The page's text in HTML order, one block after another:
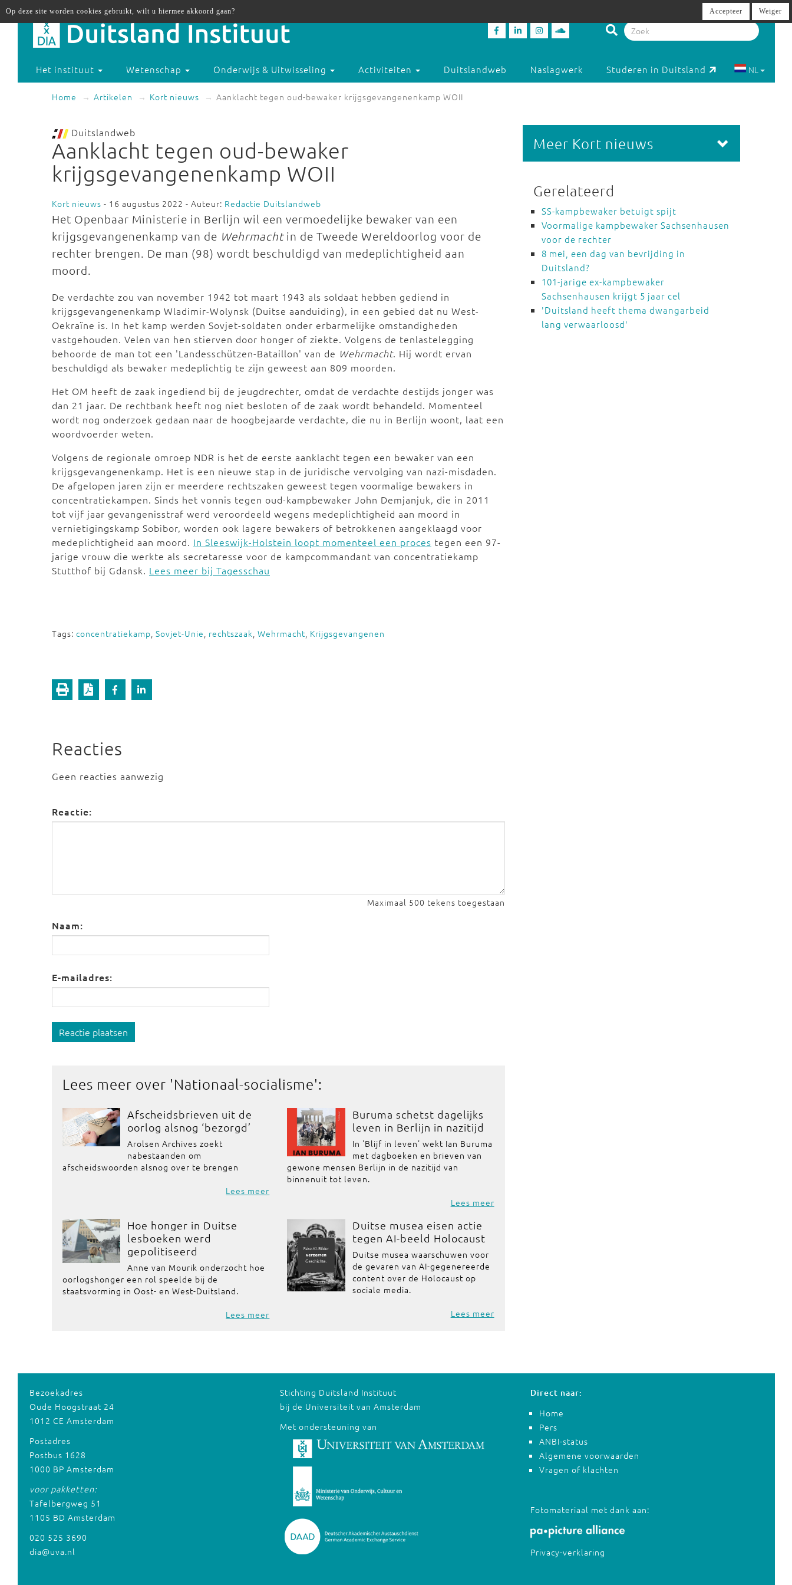
Het instituut Wetenschap Onderwijs & Uitwisseling Activiteiten Duitslandweb Naslagwerk Studeren in Duitsland NL
Home Artikelen Kort nieuws Aanklacht tegen oud-bewaker krijgsgevangenenkamp WOII
Duitslandweb
Aanklacht tegen oud-bewaker
krijgsgevangenenkamp WOII
Kort nieuws - 16 augustus 2022 - Auteur: Redactie Duitslandweb
Het Openbaar Ministerie in Berlijn wil een vermoedelijke bewaker van een
krijgsgevangenenkamp van de Wehrmacht in de Tweede Wereldoorlog voor de
rechter brengen. De man (98) wordt beschuldigd van medeplichtigheid aan
moord.
De verdachte zou van november 1942 tot maart 1943 als soldaat hebben gediend in
krijgsgevangenenkamp Wladimir-Wolynsk (Duitse aanduiding), in een gebied dat nu West-
Oekraïne is. In het kamp werden Sovjet-soldaten onder erbarmelijke omstandigheden
vastgehouden. Velen van hen stierven door honger of ziekte. Volgens de tenlastelegging
behoorde de man tot een 'Landesschützen-Bataillon' van de Wehrmacht. Hij wordt ervan
beschuldigd als bewaker medeplichtig te zijn geweest aan 809 moorden.
Het OM heeft de zaak ingediend bij de jeugdrechter, omdat de verdachte destijds jonger was
dan 21 jaar. De rechtbank heeft nog niet besloten of de zaak wordt behandeld. Momenteel
wordt nog onderzoek gedaan naar de hoogbejaarde verdachte, die nu in Berlijn woont, laat een
woordvoerder weten.
Volgens de regionale omroep NDR is het de eerste aanklacht tegen een bewaker van een
krijgsgevangenenkamp. Het is een nieuwe stap in de juridische vervolging van nazi-misdaden.
De afgelopen jaren zijn er meerdere rechtszaken geweest tegen voormalige bewakers in
concentratiekampen. Sinds het vonnis tegen oud-kampbewaker John Demjanjuk, die in 2011
tot vijf jaar gevangenisstraf werd veroordeeld wegens medeplichtigheid aan moord in
vernietigingskamp Sobibor, worden ook lagere bewakers of betrokkenen aangeklaagd voor
medeplichtigheid aan moord. In Sleeswijk-Holstein loopt momenteel een proces tegen een 97-
jarige vrouw die werkte als secretaresse voor de kampcommandant van concentratiekamp
Stutthof bij Gdansk. Lees meer bij Tagesschau
Tags: concentratiekamp, Sovjet-Unie, rechtszaak, Wehrmacht, Krijgsgevangenen
Reacties
Geen reacties aanwezig
Reactie:
Maximaal 500 tekens toegestaan
Naam:
E-mailadres:
Reactie plaatsen
Lees meer over 'Nationaal-socialisme':
Afscheidsbrieven uit de
oorlog alsnog ‘bezorgd’
Arolsen Archives zoekt
nabestaanden om
afscheidswoorden alsnog over te brengen
Lees meer
Buruma schetst dagelijks
leven in Berlijn in nazitijd
In 'Blijf in leven' wekt Ian Buruma
met dagboeken en brieven van
gewone mensen Berlijn in de nazitijd van
binnenuit tot leven.
Lees meer
Hoe honger in Duitse
lesboeken werd
gepolitiseerd
Anne van Mourik onderzocht hoe
oorlogshonger een rol speelde bij de
staatsvorming in Oost- en West-Duitsland.
Lees meer
Duitse musea eisen actie
tegen AI-beeld Holocaust
Duitse musea waarschuwen voor
de gevaren van AI-gegenereerde
content over de Holocaust op
sociale media.
Lees meer
Meer Kort nieuws
Gerelateerd
SS-kampbewaker betuigt spijt
Voormalige kampbewaker Sachsenhausen
voor de rechter
8 mei, een dag van bevrijding in
Duitsland?
101-jarige ex-kampbewaker
Sachsenhausen krijgt 5 jaar cel
'Duitsland heeft thema dwangarbeid
lang verwaarloosd'
Bezoekadres
Oude Hoogstraat 24
1012 CE Amsterdam
Postadres
Postbus 1628
1000 BP Amsterdam
voor pakketten:
Tafelbergweg 51
1105 BD Amsterdam
020 525 3690
dia@uva.nl
Stichting Duitsland Instituut
bij de Universiteit van Amsterdam
Met ondersteuning van
Direct naar:
Home
Pers
ANBI-status
Algemene voorwaarden
Vragen of klachten
Fotomateriaal met dank aan:
Privacy-verklaring
Op deze site worden cookies gebruikt, wilt u hiermee akkoord gaan? Accepteer Weiger